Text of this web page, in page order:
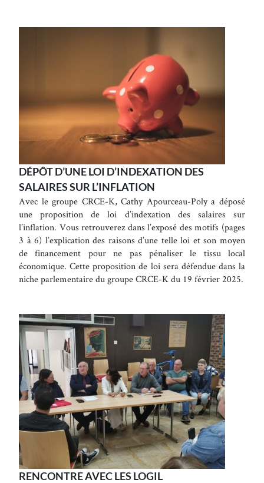
DÉPÔT D’UNE LOI D’INDEXATION DES
SALAIRES SUR L’INFLATION
Avec le groupe CRCE-K, Cathy Apourceau-Poly a déposé
une proposition de loi d’indexation des salaires sur
l’inflation. Vous retrouverez dans l’exposé des motifs (pages
3 à 6) l’explication des raisons d’une telle loi et son moyen
de financement pour ne pas pénaliser le tissu local
économique. Cette proposition de loi sera défendue dans la
niche parlementaire du groupe CRCE-K du 19 février 2025.
RENCONTRE AVEC LES LOGIL